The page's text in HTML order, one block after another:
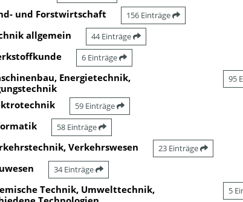
und Forstwirtschaft 156 Einträge
allgemein 44 Einträge
6 Einträge
Energietechnik,
95
59 Einträge
58 Einträge
Verkehrswesen 23 Einträge
34 Einträge
Technik, Umwelttechnik,
5